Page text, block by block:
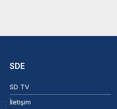
SDE
SD TV
İletişim